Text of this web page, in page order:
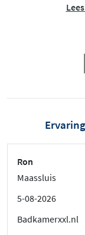
Ron
Maassluis
5-08-2026
Badkamerxxl.nl